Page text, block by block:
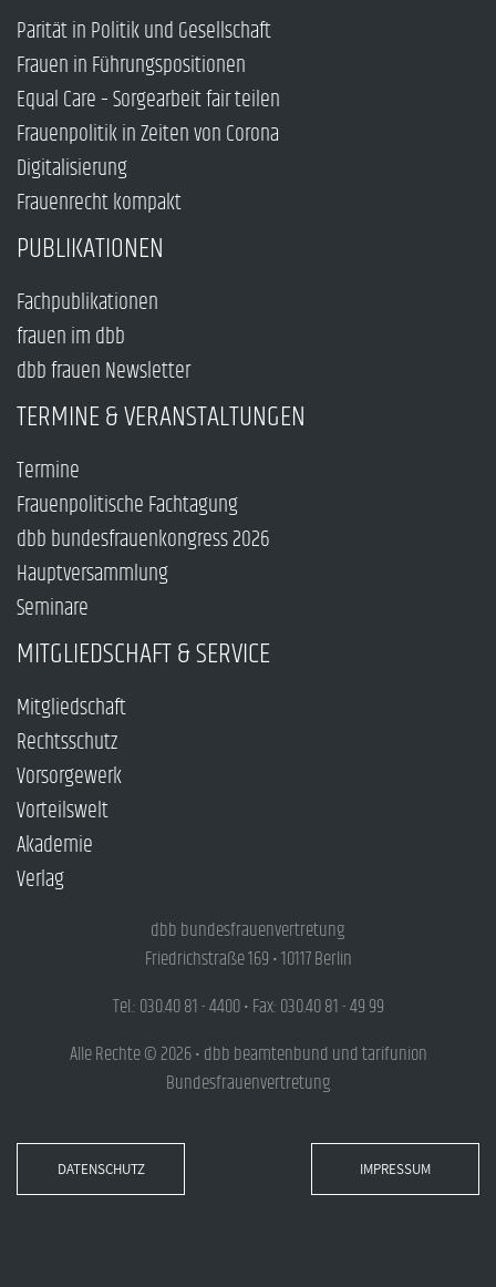
Parität in Politik und Gesellschaft
Frauen in Führungspositionen
Equal Care – Sorgearbeit fair teilen
Frauenpolitik in Zeiten von Corona
Digitalisierung
Frauenrecht kompakt
PUBLIKATIONEN
Fachpublikationen
frauen im dbb
dbb frauen Newsletter
TERMINE & VERANSTALTUNGEN
Termine
Frauenpolitische Fachtagung
dbb bundesfrauenkongress 2026
Hauptversammlung
Seminare
MITGLIEDSCHAFT & SERVICE
Mitgliedschaft
Rechtsschutz
Vorsorgewerk
Vorteilswelt
Akademie
Verlag
dbb bundesfrauenvertretung
Friedrichstraße 169 • 10117 Berlin
Tel.: 030.40 81 - 4400 • Fax: 030.40 81 - 49 99
Alle Rechte © 2026 • dbb beamtenbund und tarifunion
Bundesfrauenvertretung
DATENSCHUTZ IMPRESSUM